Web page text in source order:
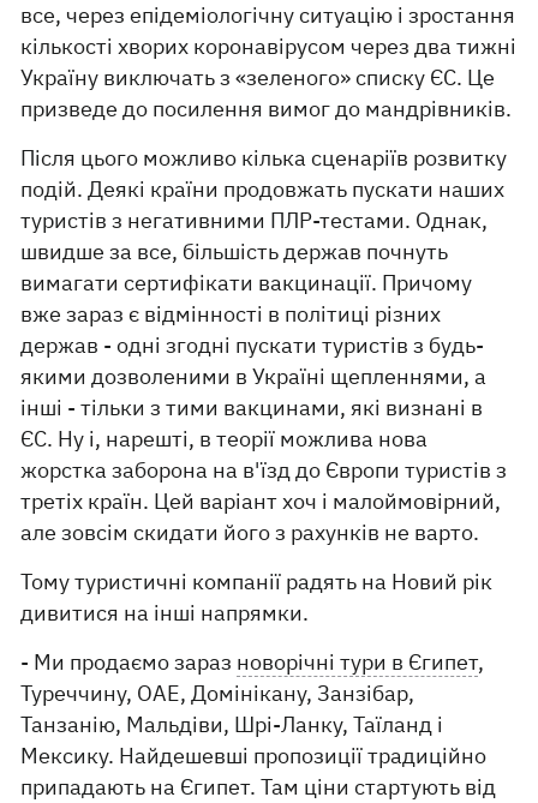
все, через епідеміологічну ситуацію і зростання
кількості хворих коронавірусом через два тижні
Україну виключать з «зеленого» списку ЄС. Це
призведе до посилення вимог до мандрівників.
Після цього можливо кілька сценаріїв розвитку
подій. Деякі країни продовжать пускати наших
туристів з негативними ПЛР-тестами. Однак,
швидше за все, більшість держав почнуть
вимагати сертифікати вакцинації. Причому
вже зараз є відмінності в політиці різних
держав - одні згодні пускати туристів з будь-
якими дозволеними в Україні щепленнями, а
інші - тільки з тими вакцинами, які визнані в
ЄС. Ну і, нарешті, в теорії можлива нова
жорстка заборона на в'їзд до Європи туристів з
третіх країн. Цей варіант хоч і малоймовірний,
але зовсім скидати його з рахунків не варто.
Тому туристичні компанії радять на Новий рік
дивитися на інші напрямки.
- Ми продаємо зараз новорічні тури в Єгипет,
Туреччину, ОАЕ, Домінікану, Занзібар,
Танзанію, Мальдіви, Шрі-Ланку, Таїланд і
Мексику. Найдешевші пропозиції традиційно
припадають на Єгипет. Там ціни стартують від